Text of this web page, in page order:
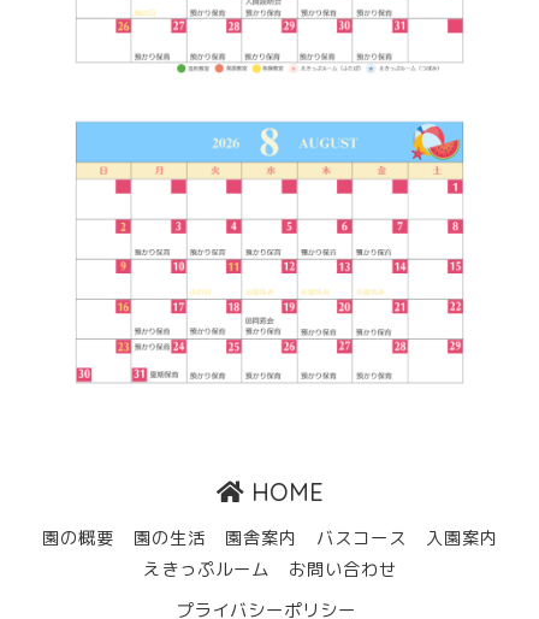
HOME
園の概要 園の生活 園舎案内 バスコース
入園案内
えきっぷルーム
お問い合わせ
プライバシーポリシー